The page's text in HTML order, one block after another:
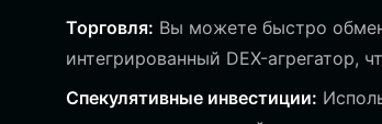
Торговля: Вы можете быстро
интегрированный DEX-агрегатор,
Спекулятивные инвестиции: